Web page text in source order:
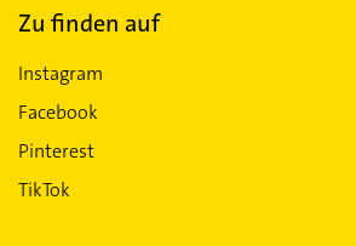
Zu finden auf
Instagram
Facebook
Pinterest
TikTok